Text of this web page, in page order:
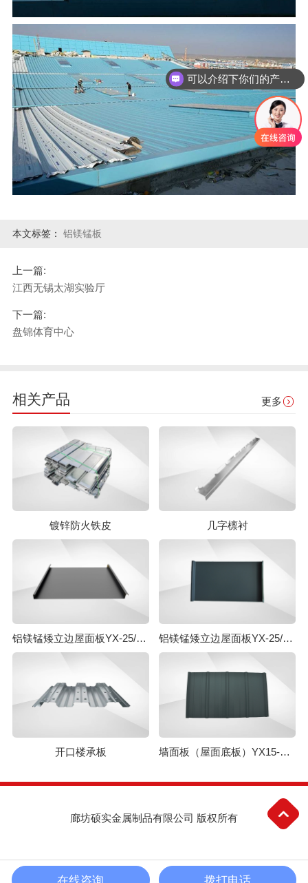
本文标签： 铝镁锰板
上一篇:
江西无锡太湖实验厅
下一篇:
盘锦体育中心
相关产品 更多
镀锌防火铁皮 几字檩衬
铝镁锰矮立边屋面板YX-25/430 铝镁锰矮立边屋面板YX-25/330
开口楼承板 墙面板（屋面底板）YX15-225-900
廊坊硕实金属制品有限公司 版权所有
可以介绍下你们的产品么
在线咨询 拨打电话